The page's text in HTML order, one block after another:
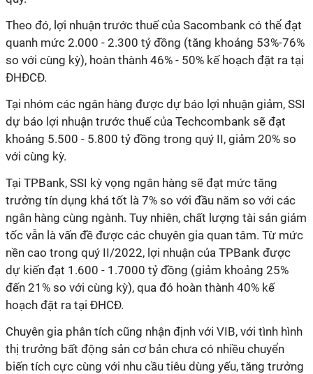
Theo đó, lợi nhuận trước thuế của Sacombank có thể đạt
quanh mức 2.000 - 2.300 tỷ đồng (tăng khoảng 53%-76%
so với cùng kỳ), hoàn thành 46% - 50% kế hoạch đặt ra tại
ĐHĐCĐ.
Tại nhóm các ngân hàng được dự báo lợi nhuận giảm, SSI
dự báo lợi nhuận trước thuế của Techcombank sẽ đạt
khoảng 5.500 - 5.800 tỷ đồng trong quý II, giảm 20% so
với cùng kỳ.
Tại TPBank, SSI kỳ vọng ngân hàng sẽ đạt mức tăng
trưởng tín dụng khá tốt là 7% so với đầu năm so với các
ngân hàng cùng ngành. Tuy nhiên, chất lượng tài sản giảm
tốc vẫn là vấn đề được các chuyên gia quan tâm. Từ mức
nền cao trong quý II/2022, lợi nhuận của TPBank được
dự kiến đạt 1.600 - 1.7000 tỷ đồng (giảm khoảng 25%
đến 21% so với cùng kỳ), qua đó hoàn thành 40% kế
hoạch đặt ra tại ĐHCĐ.
Chuyên gia phân tích cũng nhận định với VIB, với tình hình
thị trưởng bất động sản cơ bản chưa có nhiều chuyển
biến tích cực cùng với nhu cầu tiêu dùng yếu, tăng trưởng